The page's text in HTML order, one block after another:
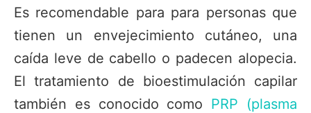
Es recomendable para para personas que
tienen un envejecimiento cutáneo, una
caída leve de cabello o padecen alopecia.
El tratamiento de bioestimulación capilar
también es conocido como PRP (plasma